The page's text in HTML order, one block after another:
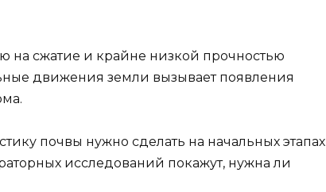
на сжатие и крайне низкой прочностью
движения земли вызывает появления
почвы нужно сделать на начальных этапах
исследований покажут, нужна ли